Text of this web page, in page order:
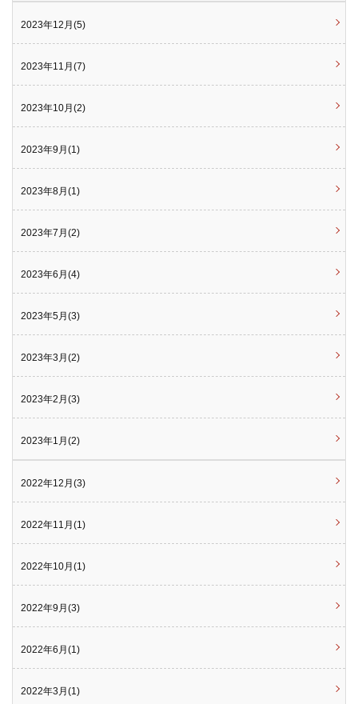
2023年12月(5)
2023年11月(7)
2023年10月(2)
2023年9月(1)
2023年8月(1)
2023年7月(2)
2023年6月(4)
2023年5月(3)
2023年3月(2)
2023年2月(3)
2023年1月(2)
2022年12月(3)
2022年11月(1)
2022年10月(1)
2022年9月(3)
2022年6月(1)
2022年3月(1)